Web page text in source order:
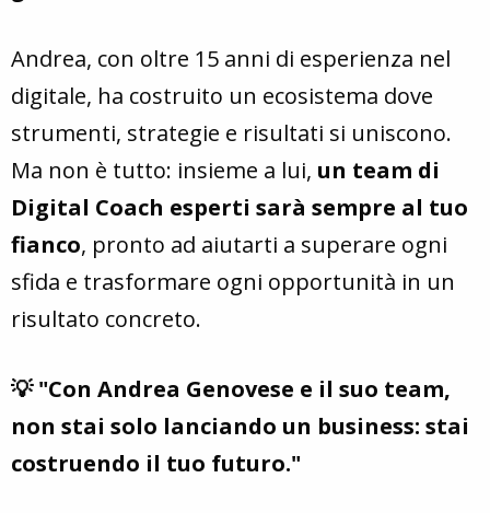
Andrea, con oltre 15 anni di esperienza nel
digitale, ha costruito un ecosistema dove
strumenti, strategie e risultati si uniscono.
Ma non è tutto: insieme a lui, un team di
Digital Coach esperti sarà sempre al tuo
fianco, pronto ad aiutarti a superare ogni
sfida e trasformare ogni opportunità in un
risultato concreto.
💡 "Con Andrea Genovese e il suo team,
non stai solo lanciando un business: stai
costruendo il tuo futuro."